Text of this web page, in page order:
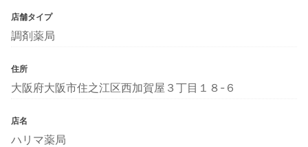
店舗タイプ
調剤薬局
住所
大阪府大阪市住之江区西加賀屋３丁目１８-６
店名
ハリマ薬局